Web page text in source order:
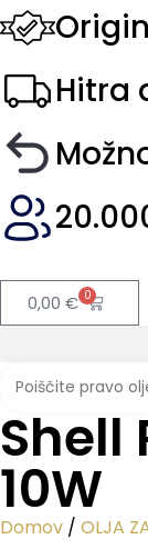
Hitra
0,00 € 0
Shell
10W
Domov / OLJA